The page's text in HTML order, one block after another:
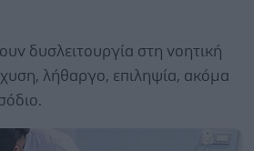
δυσλειτουργία στη νοητική
λήθαργο, επιληψία, ακόμα